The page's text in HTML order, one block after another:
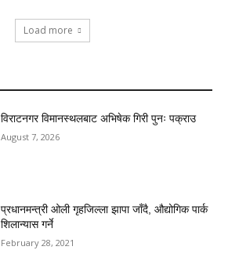
Load more
विराटनगर विमानस्थलबाट अभिषेक गिरी पुनः पक्राउ
August 7, 2026
प्रधानमन्त्री ओली गृहजिल्ला झापा जाँदै, औद्योगिक पार्क
शिलान्यास गर्ने
February 28, 2021